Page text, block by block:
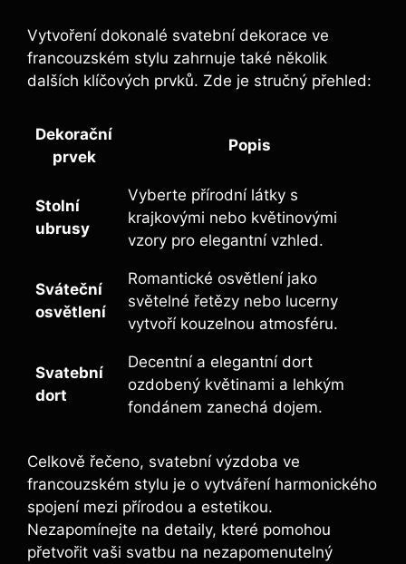
Vytvoření dokonalé svatební dekorace ve
francouzském stylu zahrnuje také několik
dalších klíčových prvků. Zde je stručný přehled:
Dekorační
prvek
Popis
Stolní
ubrusy
Vyberte přírodní látky s
krajkovými nebo květinovými
vzory pro elegantní vzhled.
Sváteční
osvětlení
Romantické osvětlení jako
světelné řetězy nebo lucerny
vytvoří kouzelnou atmosféru.
Svatební
dort
Decentní a elegantní dort
ozdobený květinami a lehkým
fondánem zanechá dojem.
Celkově řečeno, svatební výzdoba ve
francouzském stylu je o vytváření harmonického
spojení mezi přírodou a estetikou.
Nezapomínejte na detaily, které pomohou
přetvořit vaši svatbu na nezapomenutelný